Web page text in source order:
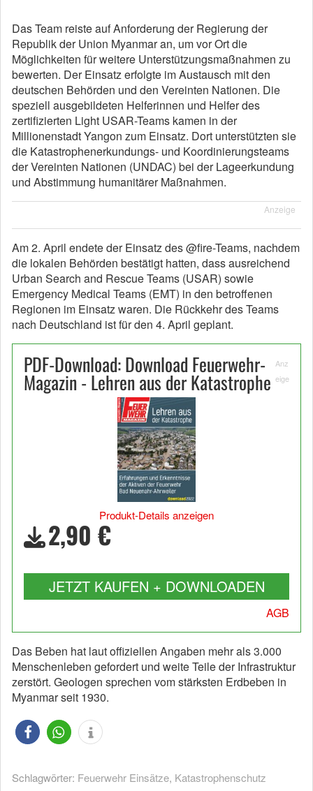
Das Team reiste auf Anforderung der Regierung der
Republik der Union Myanmar an, um vor Ort die
Möglichkeiten für weitere Unterstützungsmaßnahmen zu
bewerten. Der Einsatz erfolgte im Austausch mit den
deutschen Behörden und den Vereinten Nationen. Die
speziell ausgebildeten Helferinnen und Helfer des
zertifizierten Light USAR-Teams kamen in der
Millionenstadt Yangon zum Einsatz. Dort unterstützten sie
die Katastrophenerkundungs- und Koordinierungsteams
der Vereinten Nationen (UNDAC) bei der Lageerkundung
und Abstimmung humanitärer Maßnahmen.
Anzeige
Am 2. April endete der Einsatz des @fire-Teams, nachdem
die lokalen Behörden bestätigt hatten, dass ausreichend
Urban Search and Rescue Teams (USAR) sowie
Emergency Medical Teams (EMT) in den betroffenen
Regionen im Einsatz waren. Die Rückkehr des Teams
nach Deutschland ist für den 4. April geplant.
PDF-Download: Download Feuerwehr-
Magazin - Lehren aus der Katastrophe
Anz
eige
Produkt-Details anzeigen
2,90 €
JETZT KAUFEN + DOWNLOADEN
AGB
Das Beben hat laut offiziellen Angaben mehr als 3.000
Menschenleben gefordert und weite Teile der Infrastruktur
zerstört. Geologen sprechen vom stärksten Erdbeben in
Myanmar seit 1930.
Schlagwörter: Feuerwehr Einsätze, Katastrophenschutz